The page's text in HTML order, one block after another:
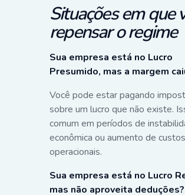
Situações em que
repensar o regime
Sua empresa está no Lucro
Presumido, mas a margem
Você pode estar pagando
sobre um lucro que não existe.
comum em períodos de
econômica ou aumento de custos
operacionais.
Sua empresa está no Lucro
mas não aproveita deduções?